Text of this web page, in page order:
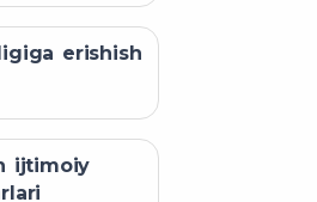
erishish
ijtimoiy